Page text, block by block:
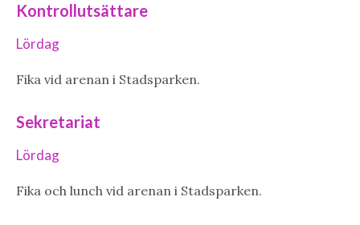
Kontrollutsättare
Lördag
Fika vid arenan i Stadsparken.
Sekretariat
Lördag
Fika och lunch vid arenan i Stadsparken.